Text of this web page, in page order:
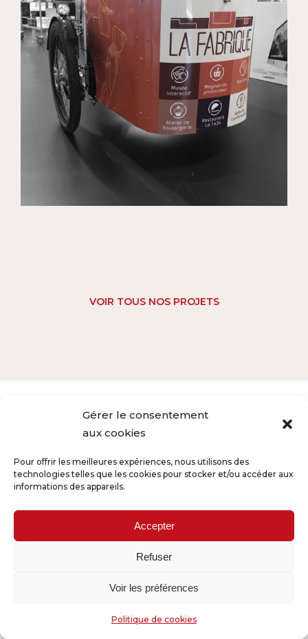
Gérer le consentement
aux cookies
Pour offrir les meilleures expériences, nous utilisons des
technologies telles que les cookies pour stocker et/ou accéder aux
informations des appareils.
Accepter
Refuser
Voir les préférences
Politique de cookies
VOIR TOUS NOS PROJETS
Évaluez votre projet
CONTACTEZ-NOUS
100pourcent